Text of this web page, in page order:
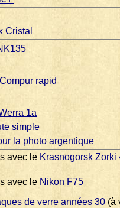
Cristal
rapid
1a
simple
la photo argentique
avec le Krasnogorsk Zorki
avec le Nikon F75
de verre années 30 (à